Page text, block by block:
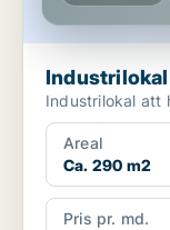
Industrilokal att
Areal
Ca. 290 m2
Pris pr. md.